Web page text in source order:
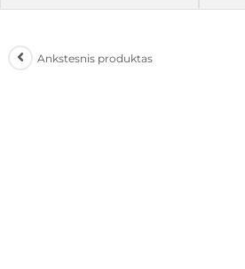
Ankstesnis produktas